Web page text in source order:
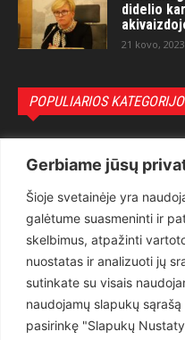
Gerbiame jūsų
Šioje svetainėje yra
galėtume suasmeninti ir
skelbimus, atpažinti
nuostatas ir analizuoti jų
sutinkate su visais
naudojamų slapukų
pasirinkę "Slapukų
didelio
21 kovo, 2023
POPULIARIOS
Teisėsauga
Aktualu
Lietuva
Pasaulis
Статьи на русском